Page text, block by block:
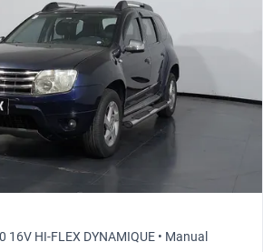
16V HI-FLEX DYNAMIQUE • Manual